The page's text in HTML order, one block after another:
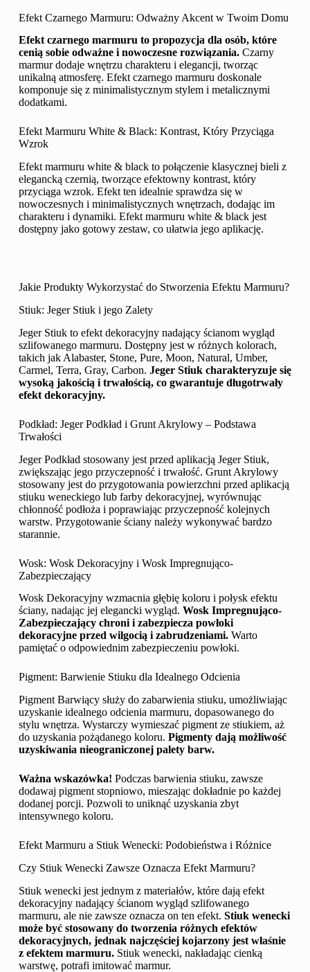
Efekt Czarnego Marmuru: Odważny Akcent w Twoim Domu
Efekt czarnego marmuru to propozycja dla osób, które
cenią sobie odważne i nowoczesne rozwiązania.Czarny
marmur dodaje wnętrzu charakteru i elegancji, tworząc
unikalną atmosferę. Efekt czarnego marmuru doskonale
komponuje się z minimalistycznym stylem i metalicznymi
dodatkami.
Efekt Marmuru White & Black: Kontrast, Który Przyciąga
Wzrok
Efekt marmuru white & black to połączenie klasycznej bieli z
elegancką czernią, tworzące efektowny kontrast, który
przyciąga wzrok. Efekt ten idealnie sprawdza się w
nowoczesnych i minimalistycznych wnętrzach, dodając im
charakteru i dynamiki. Efekt marmuru white & black jest
dostępny jako gotowy zestaw, co ułatwia jego aplikację.
Jakie Produkty Wykorzystać do Stworzenia Efektu Marmuru?
Stiuk: Jeger Stiuk i jego Zalety
Jeger Stiuk to efekt dekoracyjny nadający ścianom wygląd
szlifowanego marmuru. Dostępny jest w różnych kolorach,
takich jak Alabaster, Stone, Pure, Moon, Natural, Umber,
Carmel, Terra, Gray, Carbon. Jeger Stiuk charakteryzuje się
wysoką jakością i trwałością, co gwarantuje długotrwały
efekt dekoracyjny.
Podkład: Jeger Podkład i Grunt Akrylowy – Podstawa
Trwałości
Jeger Podkład stosowany jest przed aplikacją Jeger Stiuk,
zwiększając jego przyczepność i trwałość. Grunt Akrylowy
stosowany jest do przygotowania powierzchni przed aplikacją
stiuku weneckiego lub farby dekoracyjnej, wyrównując
chłonność podłoża i poprawiając przyczepność kolejnych
warstw. Przygotowanie ściany należy wykonywać bardzo
starannie.
Wosk: Wosk Dekoracyjny i Wosk Impregnująco-
Zabezpieczający
Wosk Dekoracyjny wzmacnia głębię koloru i połysk efektu
ściany, nadając jej elegancki wygląd. Wosk Impregnująco-
Zabezpieczający chroni i zabezpiecza powłoki
dekoracyjne przed wilgocią i zabrudzeniami.Warto
pamiętać o odpowiednim zabezpieczeniu powłoki.
Pigment: Barwienie Stiuku dla Idealnego Odcienia
Pigment Barwiący służy do zabarwienia stiuku, umożliwiając
uzyskanie idealnego odcienia marmuru, dopasowanego do
stylu wnętrza. Wystarczy wymieszać pigment ze stiukiem, aż
do uzyskania pożądanego koloru. Pigmenty dają możliwość
uzyskiwania nieograniczonej palety barw.
Ważna wskazówka! Podczas barwienia stiuku, zawsze
dodawaj pigment stopniowo, mieszając dokładnie po każdej
dodanej porcji. Pozwoli to uniknąć uzyskania zbyt
intensywnego koloru.
Efekt Marmuru a Stiuk Wenecki: Podobieństwa i Różnice
Czy Stiuk Wenecki Zawsze Oznacza Efekt Marmuru?
Stiuk wenecki jest jednym z materiałów, które dają efekt
dekoracyjny nadający ścianom wygląd szlifowanego
marmuru, ale nie zawsze oznacza on ten efekt. Stiuk wenecki
może być stosowany do tworzenia różnych efektów
dekoracyjnych, jednak najczęściej kojarzony jest właśnie
z efektem marmuru.Stiuk wenecki, nakładając cienką
warstwę, potrafi imitować marmur.